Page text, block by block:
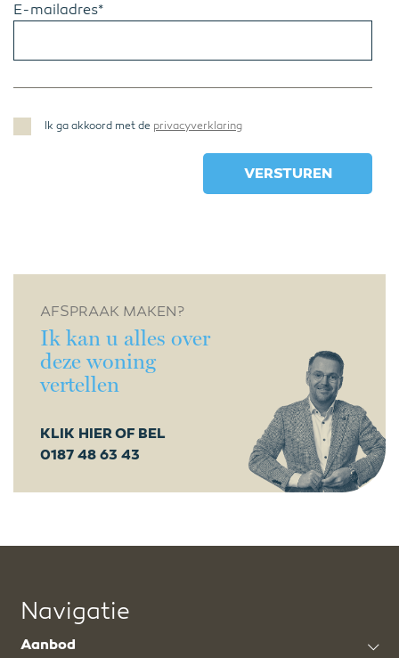
E-mailadres*
Ik ga akkoord met de privacyverklaring
AFSPRAAK MAKEN?
Ik kan u alles over
deze woning
vertellen
KLIK HIER OF BEL
0187 48 63 43
Navigatie
Aanbod